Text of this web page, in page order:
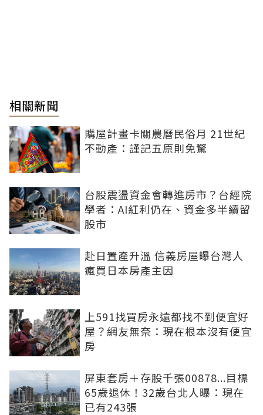
相關新聞
購屋計畫卡關農曆民俗月 21世紀
不動產：謹記五原則免驚
台股震盪資金會轉進房市？台經院
學者：AI紅利仍在、資金多半續留
股市
赴日置產升溫 信義房屋曝台灣人
瘋買日本房產主因
上591找買房永遠都找不到便宜好
屋？網友無奈：現在根本沒有便宜
房
屏東套房＋存股千張00878...目標
65歲退休！32歲台北人曝：現在
已有243張